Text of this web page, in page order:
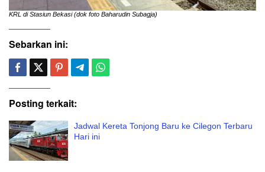
KRL di Stasiun Bekasi (dok foto Baharudin Subagja)
Sebarkan ini:
Posting terkait:
Jadwal Kereta Tonjong Baru ke Cilegon Terbaru
Hari ini